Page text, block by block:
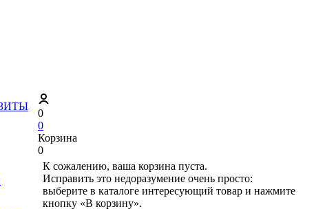
0
0
Корзина
0
К сожалению, ваша корзина пуста.
Исправить это недоразумение очень просто:
выберите в каталоге интересующий товар и нажмите
кнопку «В корзину».